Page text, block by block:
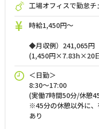
工場オフィスで勤怠
時給1,450円～
◆月収例）241,065円
(1,450円×7.83h×20
＜日勤＞
8:30～17:00
(実働7時間50分/休憩
※45分の休憩以外に
あり